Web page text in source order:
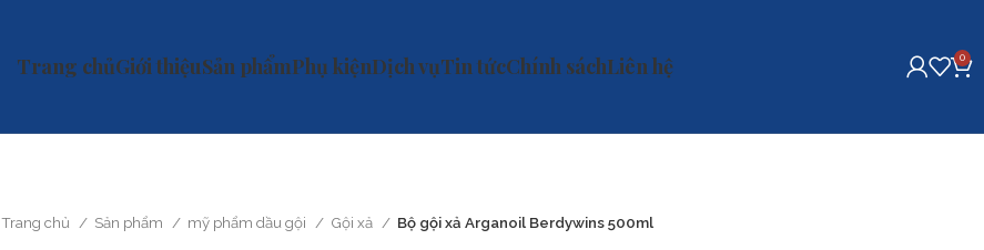
Trang chủGiới thiệuSản phẩmPhụ kiệnDịch vụTin tứcChính sáchLiên hệ 0
Trang chủ Sản phẩm mỹ phẩm dầu gội Gội xả Bộ gội xả Arganoil Berdywins 500ml